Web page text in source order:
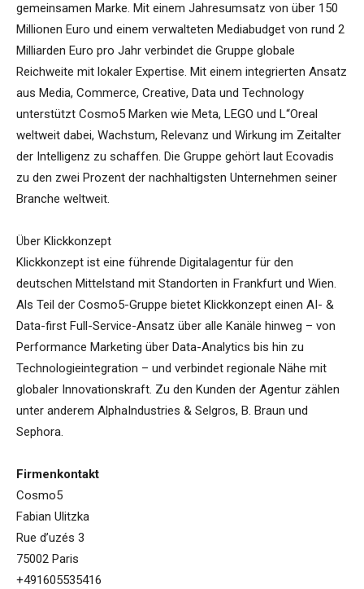
gemeinsamen Marke. Mit einem Jahresumsatz von über 150
Millionen Euro und einem verwalteten Mediabudget von rund 2
Milliarden Euro pro Jahr verbindet die Gruppe globale
Reichweite mit lokaler Expertise. Mit einem integrierten Ansatz
aus Media, Commerce, Creative, Data und Technology
unterstützt Cosmo5 Marken wie Meta, LEGO und L“Oreal
weltweit dabei, Wachstum, Relevanz und Wirkung im Zeitalter
der Intelligenz zu schaffen. Die Gruppe gehört laut Ecovadis
zu den zwei Prozent der nachhaltigsten Unternehmen seiner
Branche weltweit.
Über Klickkonzept
Klickkonzept ist eine führende Digitalagentur für den
deutschen Mittelstand mit Standorten in Frankfurt und Wien.
Als Teil der Cosmo5-Gruppe bietet Klickkonzept einen AI- &
Data-first Full-Service-Ansatz über alle Kanäle hinweg – von
Performance Marketing über Data-Analytics bis hin zu
Technologieintegration – und verbindet regionale Nähe mit
globaler Innovationskraft. Zu den Kunden der Agentur zählen
unter anderem AlphaIndustries & Selgros, B. Braun und
Sephora.
Firmenkontakt
Cosmo5
Fabian Ulitzka
Rue d’uzés 3
75002 Paris
+491605535416